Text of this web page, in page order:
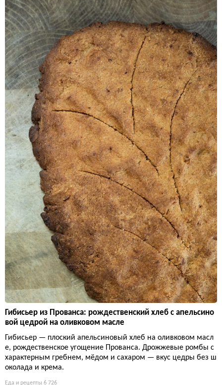
Гибисьер из Прованса: рождественский хлеб с апельсино
вой цедрой на оливковом масле
Гибисьер — плоский апельсиновый хлеб на оливковом масл
е, рождественское угощение Прованса. Дрожжевые ромбы с
характерным гребнем, мёдом и сахаром — вкус цедры без ш
околада и крема.
Еда и рецепты 6 726